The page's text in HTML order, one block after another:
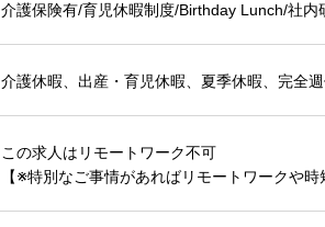
介護保険有/育児休暇制度/Birthday Lunch/社
介護休暇、出産・育児休暇、夏季休暇、完全
この求人はリモートワーク不可
【※特別なご事情があればリモートワークや時